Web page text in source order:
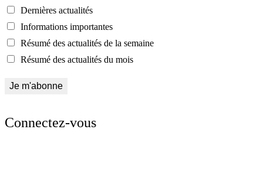
Dernières actualités
Informations importantes
Résumé des actualités de la semaine
Résumé des actualités du mois
Connectez-vous